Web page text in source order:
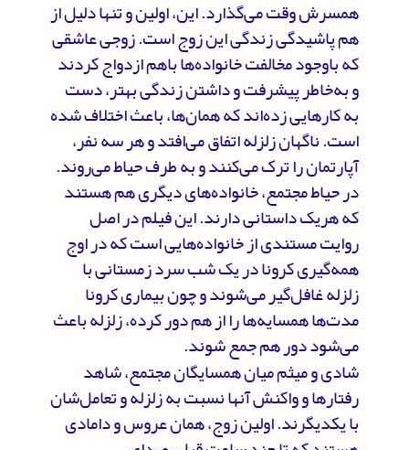
همسرش وقت می‌گذارد. این، اولین و تنها دلیل از
هم پاشیدگی زندگی این زوج است. زوجی عاشقی
که باوجود مخالفت خانواده‌ها باهم ازدواج کردند
و به‌خاطر پیشرفت و داشتن زندگی بهتر، دست
به کارهایی زده‌اند که همان‌ها، باعث اختلاف شده
است. ناگهان زلزله اتفاق می‌افتد و هر سه نفر،
آپارتمان را ترک می‌کنند و به طرف حیاط می‌روند.
در حیاط مجتمع، خانواده‌های دیگری هم هستند
که هریک داستانی دارند. این فیلم در اصل
روایت مستندی از خانواده‌هایی است که در اوج
همه‌گیری کرونا در یک شب سرد زمستانی با
زلزله غافل‌گیر می‌شوند و چون بیماری کرونا
مدت‌ها همسایه‌ها را از هم دور کرده، زلزله باعث
می‌شود دور هم جمع شوند.
شادی و میثم میان همسایگان مجتمع، شاهد
رفتارها و واکنش آنها نسبت به زلزله و تعامل‌شان
با یکدیگرند. اولین زوج، همان عروس و دامادی